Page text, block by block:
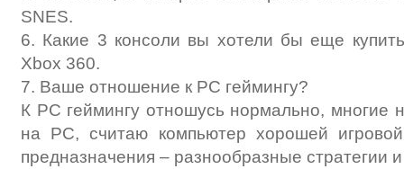
SNES.
6. Какие 3 консоли вы хотели бы еще
Xbox 360.
7. Ваше отношение к PC геймингу?
К PC геймингу отношусь нормально, многие
на PC, считаю компьютер хорошей
предназначения – разнообразные стратегии